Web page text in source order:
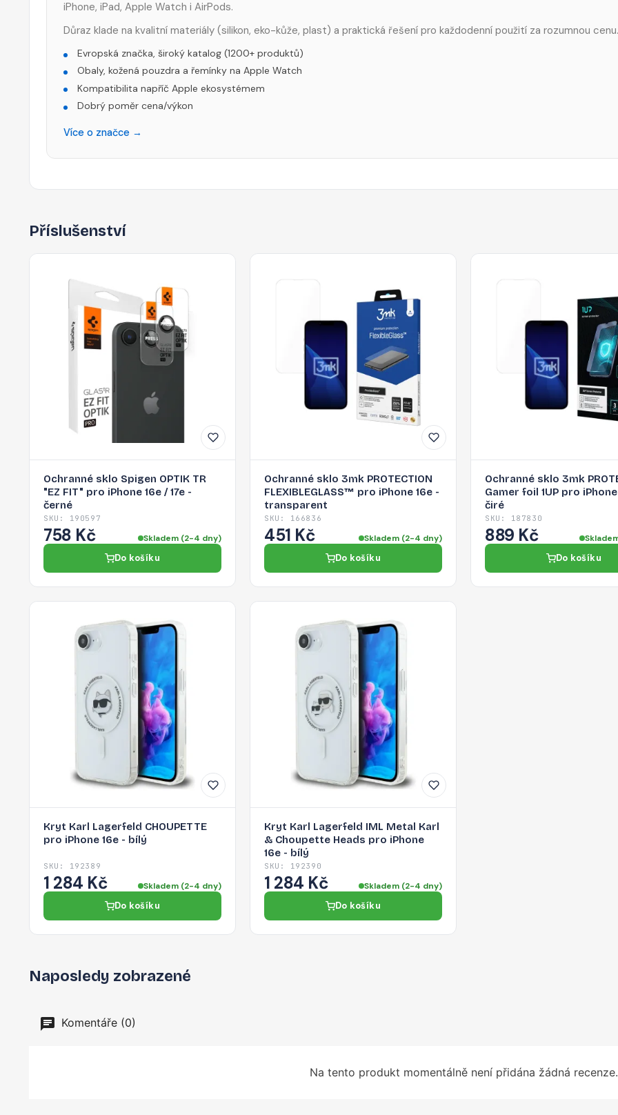
iPhone, iPad, Apple Watch i AirPods.
Důraz klade na kvalitní materiály (silikon, eko-kůže, plast) a praktická řešení pro každodenní použití za rozumnou cenu.
Evropská značka, široký katalog (1200+ produktů)
Obaly, kožená pouzdra a řemínky na Apple Watch
Kompatibilita napříč Apple ekosystémem
Dobrý poměr cena/výkon
Více o značce →
Příslušenství
Ochranné sklo Spigen OPTIK TR
"EZ FIT" pro iPhone 16e / 17e -
černé
SKU: 190597
758 Kč Skladem (2-4 dny)
Do košíku
Ochranné sklo 3mk PROTECTION
FLEXIBLEGLASS™ pro iPhone 16e -
transparent
SKU: 166836
451 Kč Skladem (2-4 dny)
Do košíku
Ochranné sklo 3mk
Gamer foil 1UP pro
čiré
SKU: 187830
889 Kč
Do košíku
Kryt Karl Lagerfeld CHOUPETTE
pro iPhone 16e - bílý
SKU: 192389
1 284 Kč Skladem (2-4 dny)
Do košíku
Kryt Karl Lagerfeld IML Metal Karl
& Choupette Heads pro iPhone
16e - bílý
SKU: 192390
1 284 Kč Skladem (2-4 dny)
Do košíku
Naposledy zobrazené
Komentáře (0)
Na tento produkt momentálně není přidána žádná recenze.